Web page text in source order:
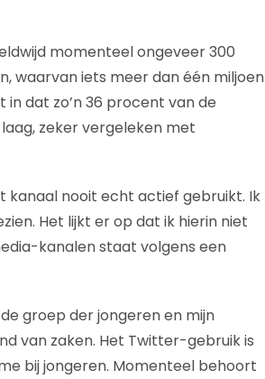
momenteel ongeveer 300
waarvan iets meer dan één miljoen
dat zo’n 36 procent van de
zeker vergeleken met
kanaal nooit echt actief gebruikt. Ik
Het lijkt er op dat ik hierin niet
kanalen staat volgens een
groep der jongeren en mijn
van zaken. Het Twitter-gebruik is
bij jongeren. Momenteel behoort